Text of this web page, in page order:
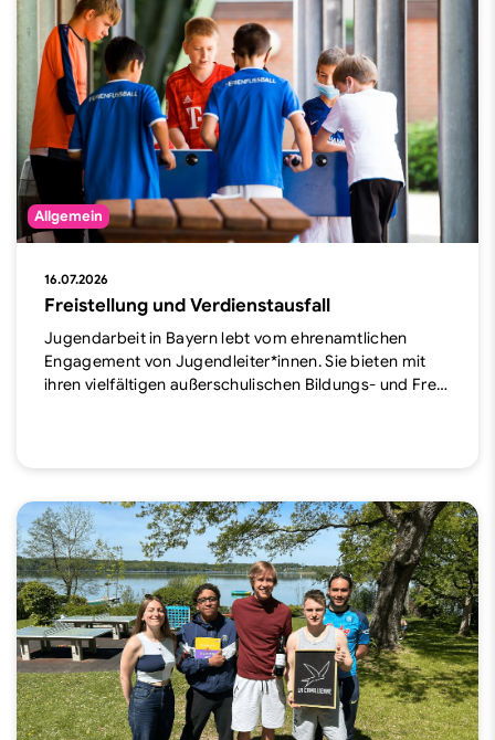
Allgemein
16.07.2026
Freistellung und Verdienstausfall
Jugendarbeit in Bayern lebt vom ehrenamtlichen
Engagement von Jugendleiter*innen. Sie bieten mit
ihren vielfältigen außerschulischen Bildungs- und Fre…